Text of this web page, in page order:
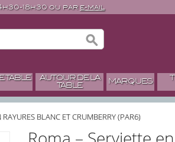
18h30 ou par e-mail
TABLE
AUTOUR DE LA
TABLE
MARQUES
BLANC ET CRUMBERRY (PAR6)